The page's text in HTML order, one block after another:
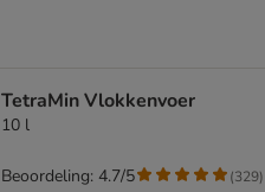
TetraMin Vlokkenvoer
10 l
Beoordeling: 4.7/5 (329)